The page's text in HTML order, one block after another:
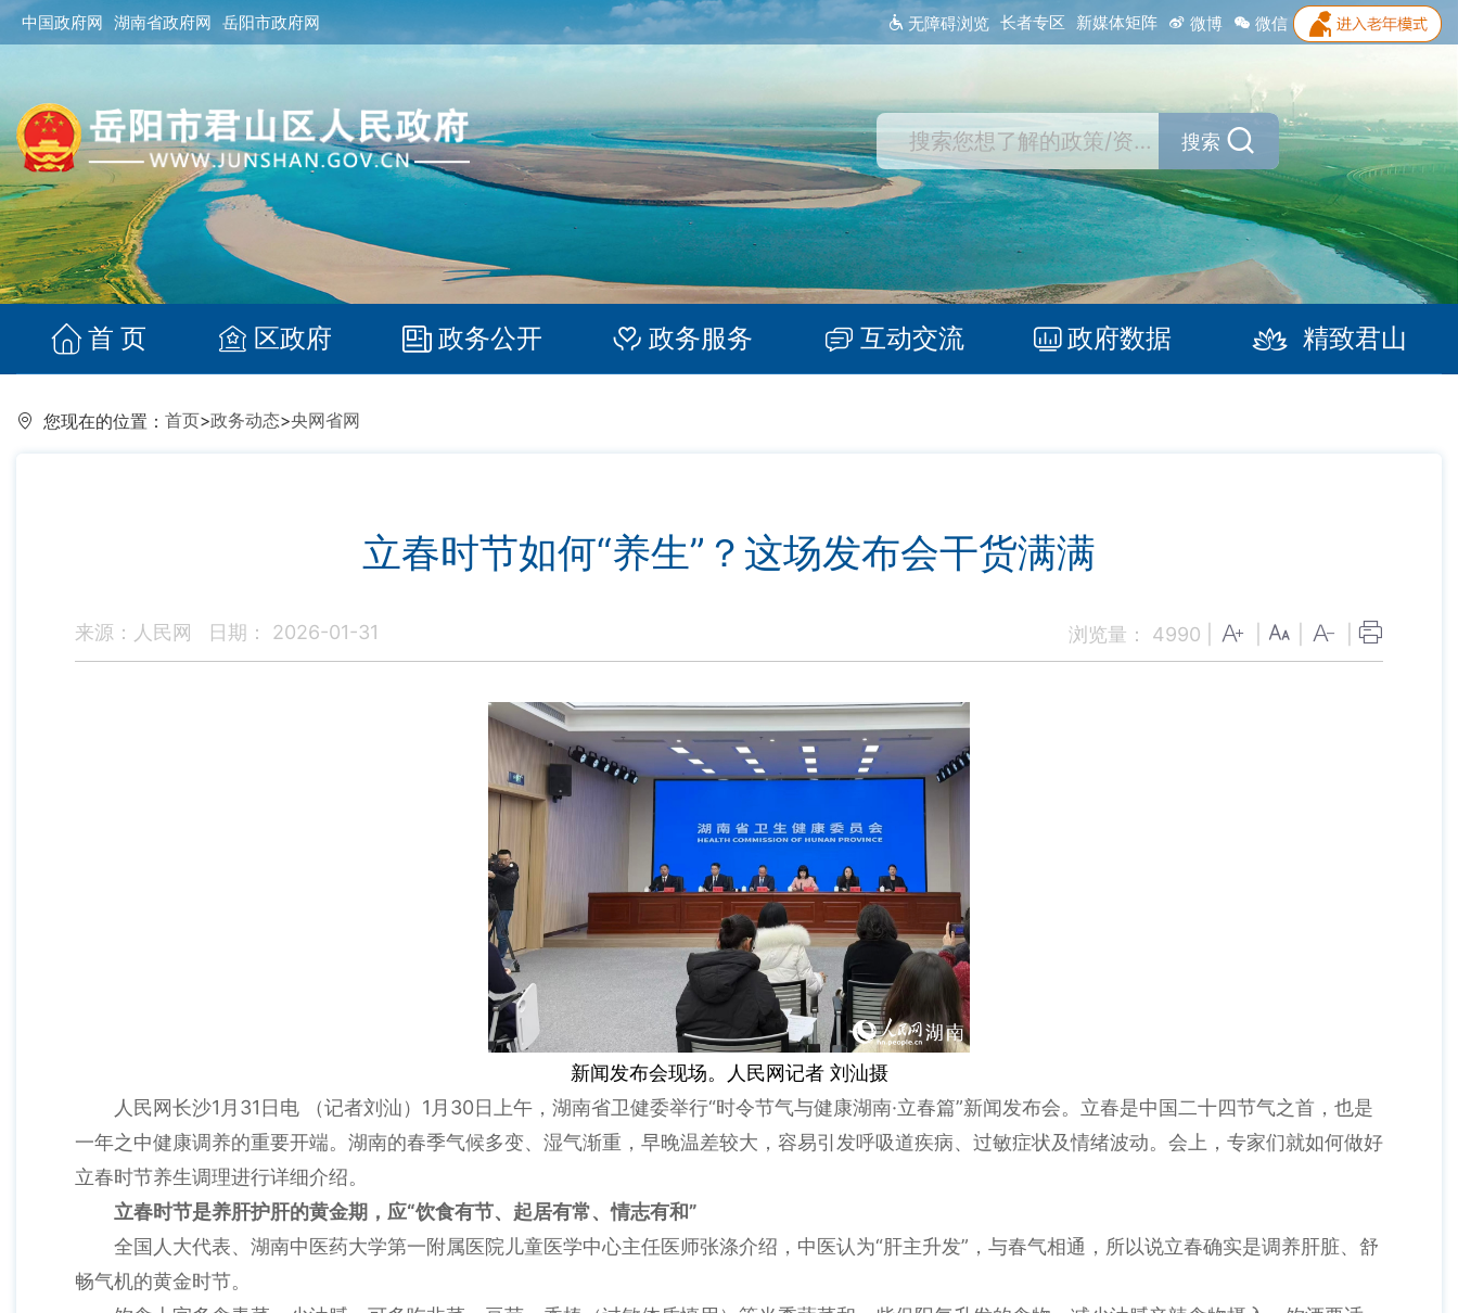
中国政府网 湖南省政府网 岳阳市政府网 无障碍浏览 长者专区 新媒体矩阵 微博 微信
搜索
首 页 区政府 政务公开 政务服务 互动交流 政府数据 精致君山
您现在的位置： 首页>政务动态>央网省网
立春时节如何“养生”？这场发布会干货满满
来源：人民网 日期： 2026-01-31 浏览量： 4990
新闻发布会现场。人民网记者 刘汕摄
人民网长沙1月31日电 （记者刘汕）1月30日上午，湖南省卫健委举行“时令节气与健康湖南·立春篇”新闻发布会。立春是中国二十四节气之首，也是
一年之中健康调养的重要开端。湖南的春季气候多变、湿气渐重，早晚温差较大，容易引发呼吸道疾病、过敏症状及情绪波动。会上，专家们就如何做好
立春时节养生调理进行详细介绍。
立春时节是养肝护肝的黄金期，应“饮食有节、起居有常、情志有和”
全国人大代表、湖南中医药大学第一附属医院儿童医学中心主任医师张涤介绍，中医认为“肝主升发”，与春气相通，所以说立春确实是调养肝脏、舒
畅气机的黄金时节。